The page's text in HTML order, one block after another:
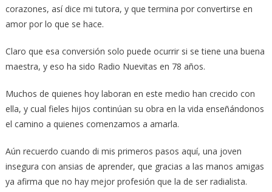
corazones, así dice mi tutora, y que termina por convertirse en
amor por lo que se hace.
Claro que esa conversión solo puede ocurrir si se tiene una buena
maestra, y eso ha sido Radio Nuevitas en 78 años.
Muchos de quienes hoy laboran en este medio han crecido con
ella, y cual fieles hijos continúan su obra en la vida enseñándonos
el camino a quienes comenzamos a amarla.
Aún recuerdo cuando di mis primeros pasos aquí, una joven
insegura con ansias de aprender, que gracias a las manos amigas
ya afirma que no hay mejor profesión que la de ser radialista.